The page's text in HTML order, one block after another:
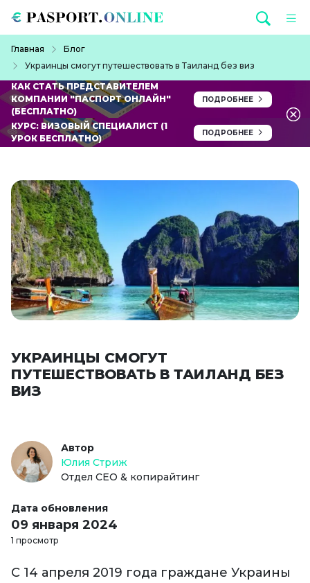
Главная
Блог
Украинцы смогут путешествовать в Таиланд без виз
КАК СТАТЬ ПРЕДСТАВИТЕЛЕМ
КОМПАНИИ "ПАСПОРТ ОНЛАЙН"
(БЕСПЛАТНО)
ПОДРОБНЕЕ
КУРС: ВИЗОВЫЙ СПЕЦИАЛИСТ (1
УРОК БЕСПЛАТНО)
ПОДРОБНЕЕ
УКРАИНЦЫ СМОГУТ
ПУТЕШЕСТВОВАТЬ В ТАИЛАНД БЕЗ
ВИЗ
Автор
Юлия Стриж
Отдел СЕО & копирайтинг
Дата обновления
09 января 2024
1 просмотр
С 14 апреля 2019 года граждане Украины